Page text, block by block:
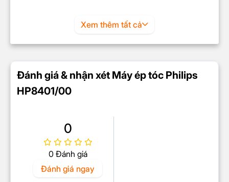
Xem thêm tất cả
Đánh giá & nhận xét Máy ép tóc Philips
HP8401/00
0
0 Đánh giá
Đánh giá ngay